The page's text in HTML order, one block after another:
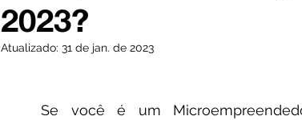
2023?
Atualizado: 31 de jan. de 2023
	Se você é um Microempreendedor Individual (MEI) e está enfrentando